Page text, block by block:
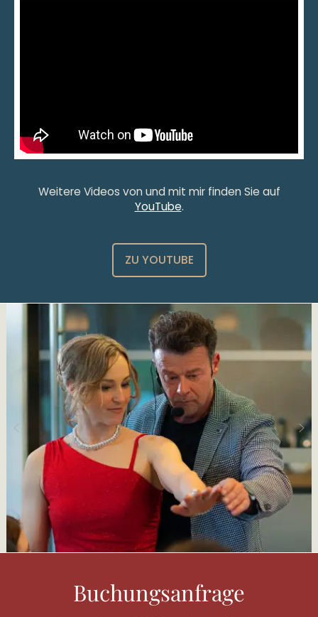
Weitere Videos von und mit mir finden Sie auf
YouTube.
ZU YOUTUBE
Buchungsanfrage